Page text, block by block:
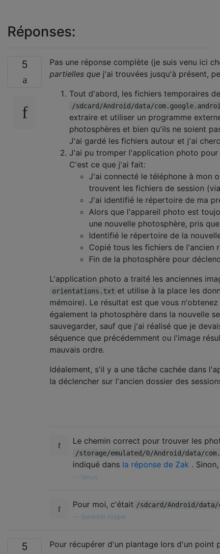
Réponses:
5
Pas une réponse complète (je suis venu ici
partielles que j'ai trouvées jusqu'à présent,
Tout d'abord, les fichiers temporaires
/sdcard/Android/data/
extraire et utiliser un programme
photosphères et bien qu'ils ne soient
J'ai gardé les fichiers autour et j'ai
J'ai pu tromper l'application photo
C'est ce que j'ai fait:
J'ai connecté le téléphone à mon
trouvent les fichiers de session
J'ai identifié le répertoire de ma
Alors que l'appareil photo est
une nouvelle photosphère, pris
Identifié le répertoire de la
Copié tous les fichiers de l'ancien
Fin de la photosphère pour
L'application photo a traité les anciennes
orientations.txt et utilise à la place les
mémoire). Le résultat est que vous
également la photosphère dans la nouvelle
sauvegarder, sauf que j'ai réalisé que je
séquence que précédemment ou l'image
mauvais ordre.
Idéalement, s'il y a une tâche cachée dans
la déclencher sur l'ancien dossier des
Le chemin correct pour trouver les
/storage/emulated/0/Android/data/
indiqué dans la réponse de Zak .
tanius
Pour moi, c'était /sdcard/Android/data/
Benedikt Köppel
5
Pour récupérer d'un plantage lors d'un point